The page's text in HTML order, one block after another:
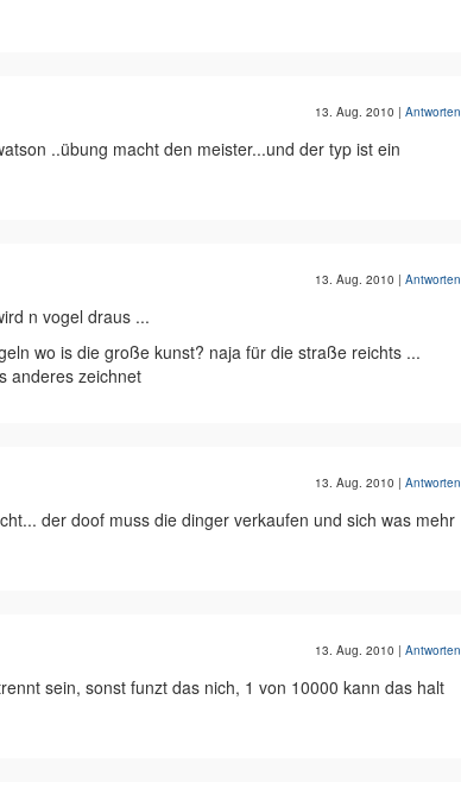
13. Aug. 2010 | Antworten
..übung macht den meister...und der typ ist ein
13. Aug. 2010 | Antworten
n vogel draus ...
wo is die große kunst? naja für die straße reichts ...
anderes zeichnet
13. Aug. 2010 | Antworten
der doof muss die dinger verkaufen und sich was mehr
13. Aug. 2010 | Antworten
sein, sonst funzt das nich, 1 von 10000 kann das halt